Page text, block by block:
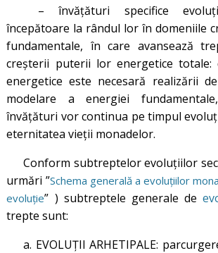
– învățături specifice
începătoare la rândul lor în domeniile
fundamentale, în care avansează
creșterii puterii lor energetice totale:
energetice este necesară realizării
modelare a energiei
învățături vor continua pe timpul
eternitatea vieții monadelor.
Conform subtreptelor evoluțiilor
urmări ”Schema generală a evoluțiilor
evoluție” ) subtreptele generale de
trepte sunt:
a. EVOLUȚII ARHETIPALE: